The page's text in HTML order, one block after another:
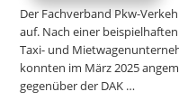
Der Fachverband Pkw-
auf. Nach einer
Taxi- und
konnten im März 2025
gegenüber der DAK …